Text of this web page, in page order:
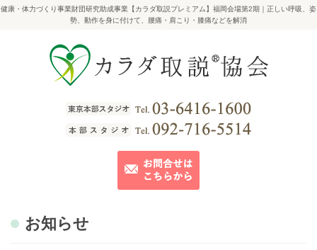
健康・体力づくり事業財団研究助成事業【カラダ取説プレミアム】福岡会場第2期｜正しい呼吸、姿
勢、動作を身に付けて、腰痛・肩こり・膝痛などを解消
お知らせ